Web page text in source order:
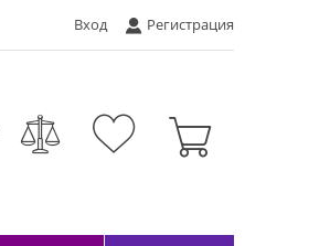
Вход Регистрация